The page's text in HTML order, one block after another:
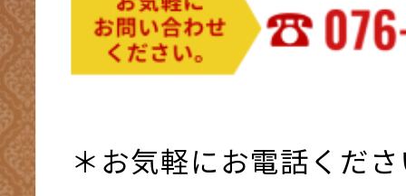
＊お気軽にお電話くだ